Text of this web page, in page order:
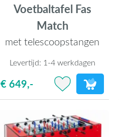
Voetbaltafel Fas
Match
met telescoopstangen
Levertijd: 1-4 werkdagen
€ 649,-